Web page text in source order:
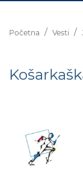
Početna Vesti